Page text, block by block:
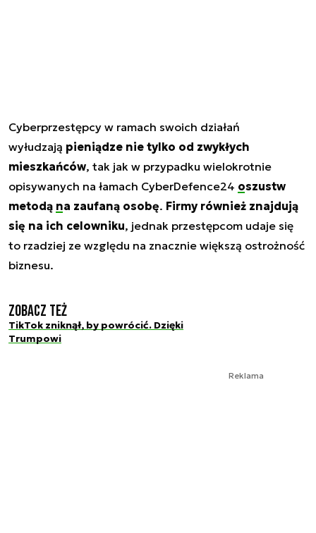
Cyberprzestępcy w ramach swoich działań
wyłudzają pieniądze nie tylko od zwykłych
mieszkańców, tak jak w przypadku wielokrotnie
opisywanych na łamach CyberDefence24 oszustw
metodą na zaufaną osobę. Firmy również znajdują
się na ich celowniku, jednak przestępcom udaje się
to rzadziej ze względu na znacznie większą ostrożność
biznesu.
Zobacz też
TikTok zniknął, by powrócić. Dzięki
Trumpowi
Reklama